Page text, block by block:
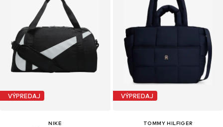
VÝPREDAJ
NIKE
VÝPREDAJ
TOMMY HILFIGER